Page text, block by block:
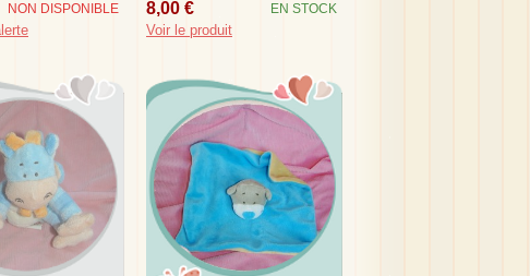
NON DISPONIBLE 8,00 € EN STOCK
Voir le produit